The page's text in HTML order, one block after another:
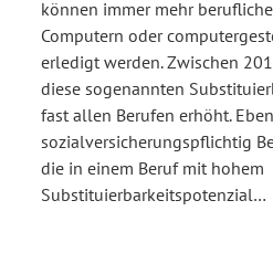
können immer mehr
Computern oder
erledigt werden. Zwischen
diese sogenannten
fast allen Berufen erhöht.
sozialversicherungspflichtig
die in einem Beruf mit hohem
Substituierbarkeitspotenzial…